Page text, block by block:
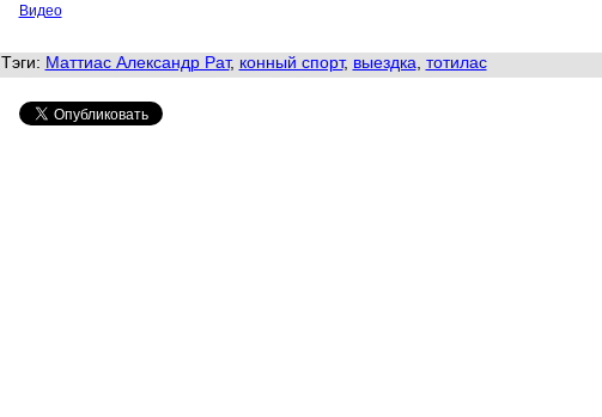
Видео
Тэги: Маттиас Александр Рат, конный спорт, выездка тотилас